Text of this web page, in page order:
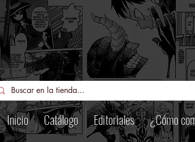
Inicio Catálogo Editoriales ¿Cómo